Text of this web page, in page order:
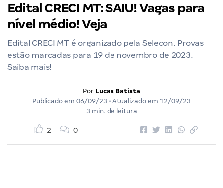
Edital CRECI MT: SAIU! Vagas para
nível médio! Veja
Edital CRECI MT é organizado pela Selecon. Provas
estão marcadas para 19 de novembro de 2023.
Saiba mais!
Por Lucas Batista
Publicado em 06/09/23 • Atualizado em 12/09/23
3 min. de leitura
2 0